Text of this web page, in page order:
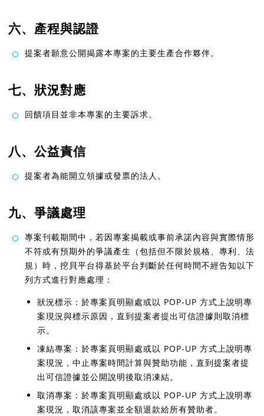
六、產程與認證
提案者願意公開揭露本專案的主要生產合作夥伴。
七、狀況對應
回饋項目並非本專案的主要訴求。
八、公益責信
提案者為能開立領據或發票的法人。
九、爭議處理
專案刊載期間中，若因專案揭載或事前承諾內容與實際情形
不符或有預期外的爭議產生（包括但不限於規格、專利、法
規）時，挖貝平台得基於平台判斷於任何時間不經告知以下
列方式進行對應處理：
狀況標示：於專案頁明顯處或以 POP-UP 方式上說明專
案現況與標示原因，直到提案者提出可信證據則取消標
示。
凍結專案：於專案頁明顯處或以 POP-UP 方式上說明專
案現況，中止專案時間計算與贊助功能，直到提案者提
出可信證據並公開說明後取消凍結。
取消專案：於專案頁明顯處或以 POP-UP 方式上說明專
案現況，取消該專案並全額退款給所有贊助者。